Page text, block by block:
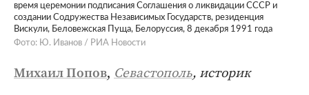
время церемонии подписания Соглашения о ликвидации СССР и
создании Содружества Независимых Государств, резиденция
Вискули, Беловежская Пуща, Белоруссия, 8 декабря 1991 года
Фото: Ю. Иванов / РИА Новости
Михаил Попов, Севастополь, историк